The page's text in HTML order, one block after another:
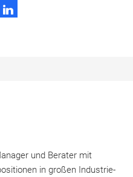
3
und Berater mit
in großen Industrie-